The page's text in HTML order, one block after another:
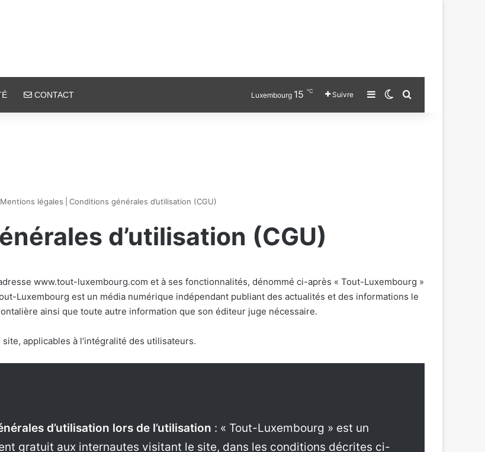
CONTACT Luxembourg 15 ℃ Suivre Sidebar (barre latérale)
Switch skin
Chercher
Mentions légales Conditions générales d’utilisation (CGU)
d’utilisation (CGU)
www.tout-luxembourg.com et à ses fonctionnalités, dénommé ci-après « Tout-Luxembourg »
Luxembourg est un média numérique indépendant publiant des actualités et des informations le
ainsi que toute autre information que son éditeur juge nécessaire.
applicables à l’intégralité des utilisateurs.
d’utilisation lors de l’utilisation : « Tout-Luxembourg » est un
gratuit aux internautes visitant le site, dans les conditions décrites ci-